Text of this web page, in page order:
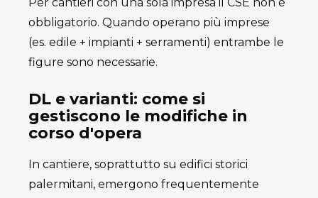
obbligatorio. Quando operano più imprese
(es. edile + impianti + serramenti) entrambe le
figure sono necessarie.
DL e varianti: come si
gestiscono le modifiche in
corso d'opera
In cantiere, soprattutto su edifici storici
palermitani, emergono frequentemente